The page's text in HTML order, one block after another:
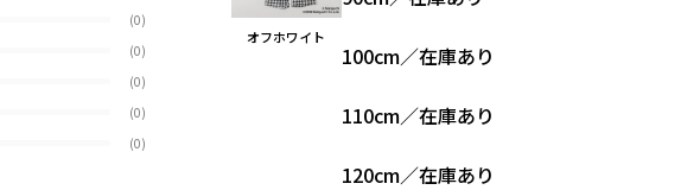
(0)
(0)
(0)
(0)
(0)
オフホワイト
100cm／在庫あり
110cm／在庫あり
120cm／在庫あり